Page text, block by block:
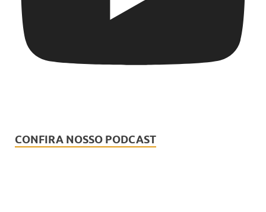
CONFIRA NOSSO PODCAST